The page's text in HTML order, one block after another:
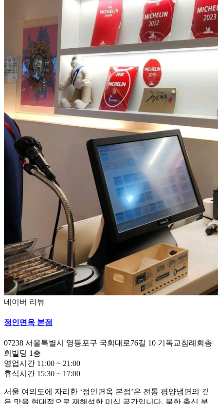
네이버 리뷰
정인면옥 본점
07238 서울특별시 영등포구 국회대로76길 10 기독교침례회총
회빌딩 1층
영업시간 11:00 ~ 21:00
휴식시간 15:30 ~ 17:00
서울 여의도에 자리한 ‘정인면옥 본점’은 전통 평양냉면의 깊
은 맛을 현대적으로 재해석한 미식 공간입니다. 북한 출신 부